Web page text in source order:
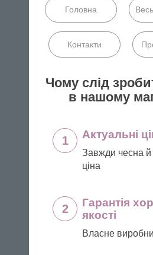
Головна
Контакти
Чому слід
в нашому
1 Актуальні
Завжди чесна й
ціна
2
Гарантія
якості
Власне